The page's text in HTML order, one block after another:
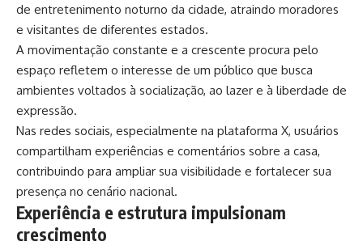
de entretenimento noturno da cidade, atraindo moradores
e visitantes de diferentes estados.
A movimentação constante e a crescente procura pelo
espaço refletem o interesse de um público que busca
ambientes voltados à socialização, ao lazer e à liberdade de
expressão.
Nas redes sociais, especialmente na plataforma X, usuários
compartilham experiências e comentários sobre a casa,
contribuindo para ampliar sua visibilidade e fortalecer sua
presença no cenário nacional.
Experiência e estrutura impulsionam
crescimento